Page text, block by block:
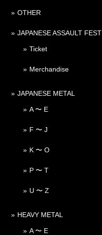
OTHER
JAPANESE ASSAULT FEST
Ticket
Merchandise
JAPANESE METAL
A 〜 E
F 〜 J
K 〜 O
P 〜 T
U 〜 Z
HEAVY METAL
A 〜 E